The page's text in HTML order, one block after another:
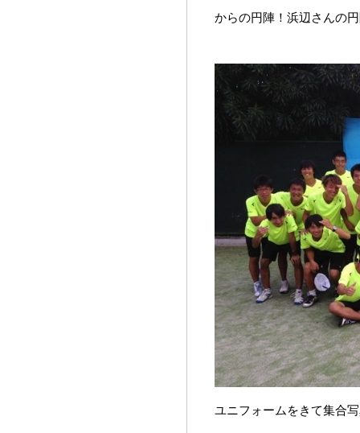
からの円陣！浜辺さんの
ユニフォームをきて集合